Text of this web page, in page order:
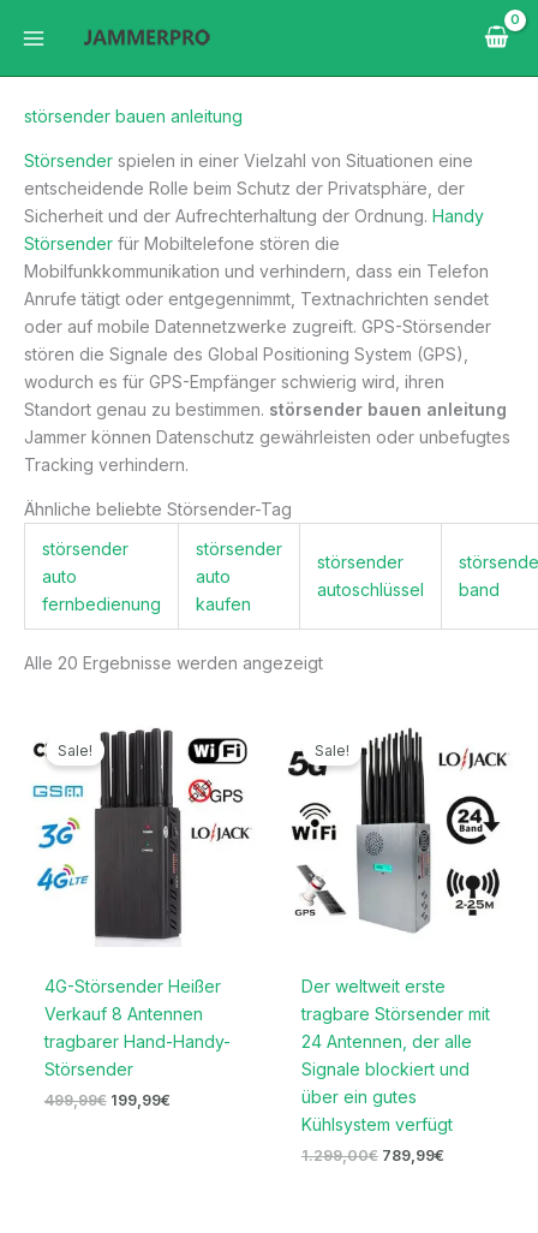
Inhalt
störsender bauen anleitung
Störsender spielen in einer Vielzahl von Situationen eine
entscheidende Rolle beim Schutz der Privatsphäre, der
Sicherheit und der Aufrechterhaltung der Ordnung. Handy
Störsender für Mobiltelefone stören die
Mobilfunkkommunikation und verhindern, dass ein Telefon
Anrufe tätigt oder entgegennimmt, Textnachrichten sendet
oder auf mobile Datennetzwerke zugreift. GPS-Störsender
stören die Signale des Global Positioning System (GPS),
wodurch es für GPS-Empfänger schwierig wird, ihren
Standort genau zu bestimmen. störsender bauen anleitung
Jammer können Datenschutz gewährleisten oder unbefugtes
Tracking verhindern.
Ähnliche beliebte Störsender-Tag
störsender
auto
fernbedienung
störsender
auto
kaufen
störsender
autoschlüssel
band
Alle 20 Ergebnisse werden angezeigt
Sale!
4G-Störsender Heißer
Verkauf 8 Antennen
tragbarer Hand-Handy-
Störsender
499,99€
Preis
war:
499,99€
199,99€
Preis
ist:
199,99€.
Sale!
Der weltweit erste
tragbare Störsender mit
24 Antennen, der alle
Signale blockiert und
über ein gutes
Kühlsystem verfügt
1.299,00€
Preis
war:
1.299,00€
789,99€
ist: